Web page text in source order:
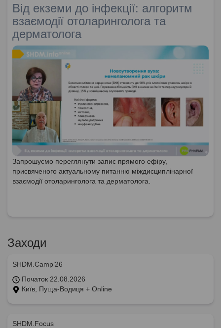
Від екземи до інфекції: алгоритм
взаємодії отоларинголога та
дерматолога
Запрошуємо переглянути запис прямого ефіру,
присвяченого актуальному питанню міждисциплінарної
взаємодії отоларинголога та дерматолога.
Заходи
SHDM.Camp’26
Початок 22.08.2026
Київ, Пуща-Водиця + Online
SHDM.Focus